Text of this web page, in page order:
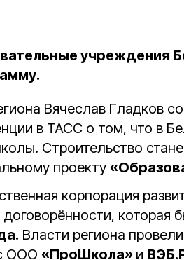
учреждения
Вячеслав Гладков
в ТАСС о том, что в
Строительство
проекту
корпорация
которая
Власти региона
ООО «ПроШкола» и